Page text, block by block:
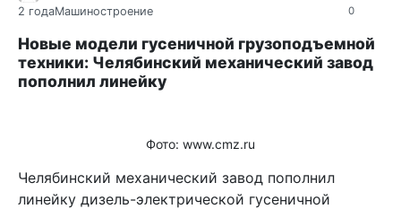
0
2 годаМашиностроение
Новые модели гусеничной грузоподъемной
техники: Челябинский механический завод
пополнил линейку
Фото: www.cmz.ru
Челябинский механический завод пополнил
линейку дизель-электрической гусеничной